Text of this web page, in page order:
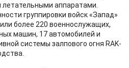
аппаратами.
группировки войск «Запад»
более 220 военнослужащих,
машин, 17 автомобилей и
системы залпового огня RAK-